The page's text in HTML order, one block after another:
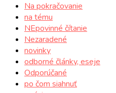
Na pokračovanie
na tému
NEpovinné čítanie
Nezaradené
novinky
odborné články, eseje
Odporúčané
po čom siahnuť